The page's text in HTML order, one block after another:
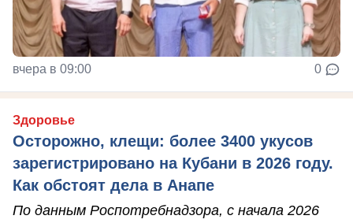
вчера в 09:00 0
Здоровье
Осторожно, клещи: более 3400 укусов
зарегистрировано на Кубани в 2026 году.
Как обстоят дела в Анапе
По данным Роспотребнадзора, с начала 2026